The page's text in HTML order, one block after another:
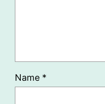
Name *